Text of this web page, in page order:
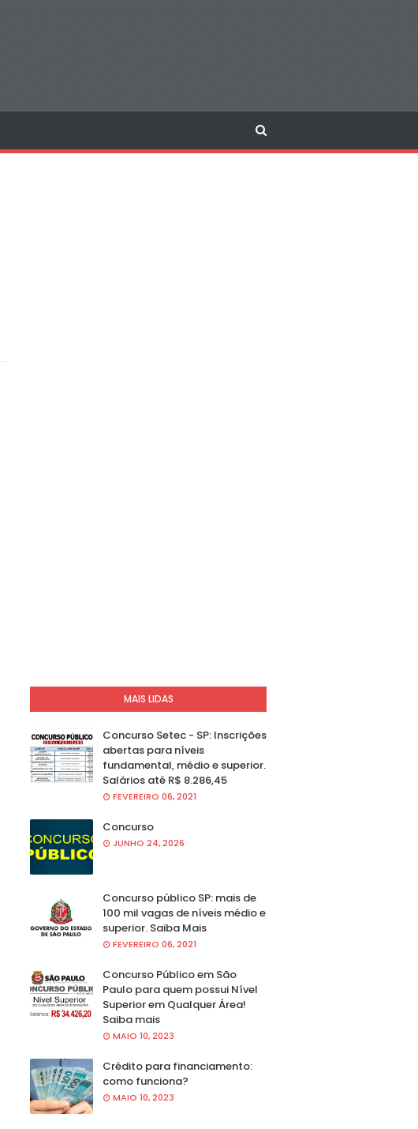
MAIS LIDAS
Concurso Setec - SP: Inscrições
abertas para níveis
fundamental, médio e superior.
Salários até R$ 8.286,45
FEVEREIRO 06, 2021
Concurso
JUNHO 24, 2026
Concurso público SP: mais de
100 mil vagas de níveis médio e
superior. Saiba Mais
FEVEREIRO 06, 2021
Concurso Público em São
Paulo para quem possui Nível
Superior em Qualquer Área!
Saiba mais
MAIO 10, 2023
Crédito para financiamento:
como funciona?
MAIO 10, 2023